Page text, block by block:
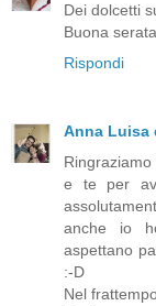
Dei dolcetti
Buona serata
Rispondi
Anna Luisa
e te per
anche io
aspettano
:-D
Nel